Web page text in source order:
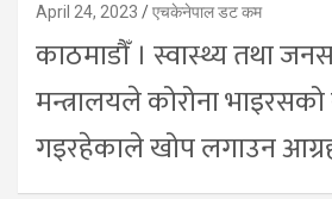
April 24, 2023 एचकेनेपाल डट कम
काठमाडौँ । स्वास्थ्य तथा
मन्त्रालयले कोरोना
गइरहेकाले खोप लगाउन